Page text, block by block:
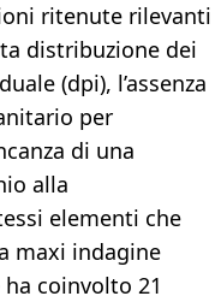
ritenute rilevanti
distribuzione dei
(dpi), l’assenza
per
di una
alla
elementi che
maxi indagine
coinvolto 21